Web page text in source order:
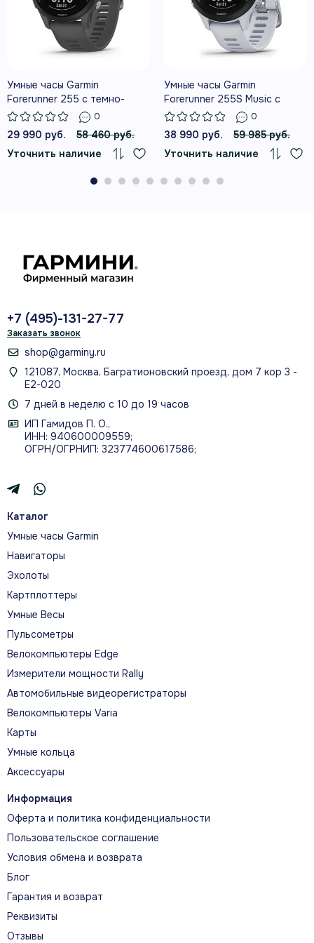
ДАННЫМИ НА СЕНСОРНОМ ЭКРАНЕ
МНОГОДИАПАЗОННЫЙ GPS ДЛЯ
ГОТОВНОСТЬ К ТРЕНИРОВКЕ
ежедневными рекомендациями,
данными трассы и виджетом забега.
ВЫДЕЛЯЙТЕСЬ НА СТАРТЕ
Лёгкие Forerunner 955 Solar помогают планировать
нагрузку, анализировать результат и дольше
тренироваться благодаря стеклу Power Glass с
солнечной подзарядкой.
ГЛАВНЫЕ ВОЗМОЖНОСТИ
Что помогает прогрессировать
ГОТОВНОСТЬ К ТРЕНИРОВКЕ
Оценка готовности учитывает сон,
восстановление, нагрузку и стресс, помогая
выбрать интенсивную тренировку или день
отдыха.
Утренний отчёт объединяет сон,
Умные часы Garmin
Forerunner 255 с темно-
серым ремешком 0
29 990 руб.
58 460 руб.
Уточнить наличие
Умные часы Garmin
Forerunner 255S Music с
белым ремешком 0
38 990 руб.
59 985 руб.
Уточнить наличие
+7 (495)-131-27-77
Заказать звонок
shop@garminy.ru
121087, Москва, Багратионовский проезд, дом 7 кор 3 -
Е2-020
7 дней в неделю с 10 до 19 часов
ИП Гамидов П. О.,
ИНН: 940600009559;
ОГРН/ОГРНИП: 323774600617586;
Каталог
Умные часы Garmin
Навигаторы
Эхолоты
Картплоттеры
Умные Весы
Пульсометры
Велокомпьютеры Edge
Измерители мощности Rally
Автомобильные видеорегистраторы
Велокомпьютеры Varia
Карты
Умные кольца
Аксессуары
Информация
Оферта и политика конфиденциальности
Пользовательское соглашение
Условия обмена и возврата
Блог
Гарантия и возврат
Реквизиты
Отзывы